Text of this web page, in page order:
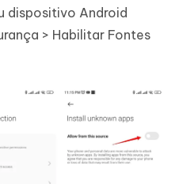
dispositivo Android
> Habilitar Fontes